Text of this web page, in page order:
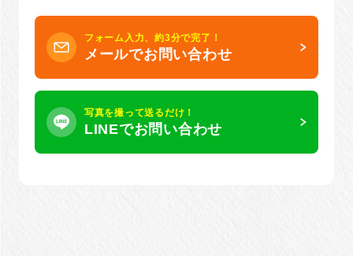
フォーム入力、約3分で完了！
メールでお問い合わせ
写真を撮って送るだけ！
LINEでお問い合わせ